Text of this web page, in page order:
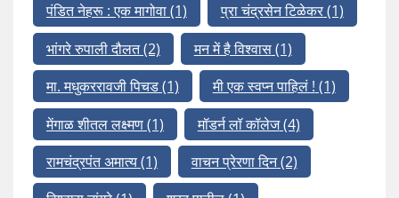
पंडित नेहरू : एक मागोवा(1) प्रा चंद्रसेन टिळेकर(1)
भांगरे रुपाली दौलत(2) मन में है विश्वास(1)
मा. मधुकररावजी पिचड(1) मी एक स्वप्न पाहिलं ! (1)
मेंगाळ शीतल लक्ष्मण(1) मॉडर्न लॉ कॉलेज(4)
रामचंद्रपंत अमात्य(1) वाचन प्रेरणा दिन(2)